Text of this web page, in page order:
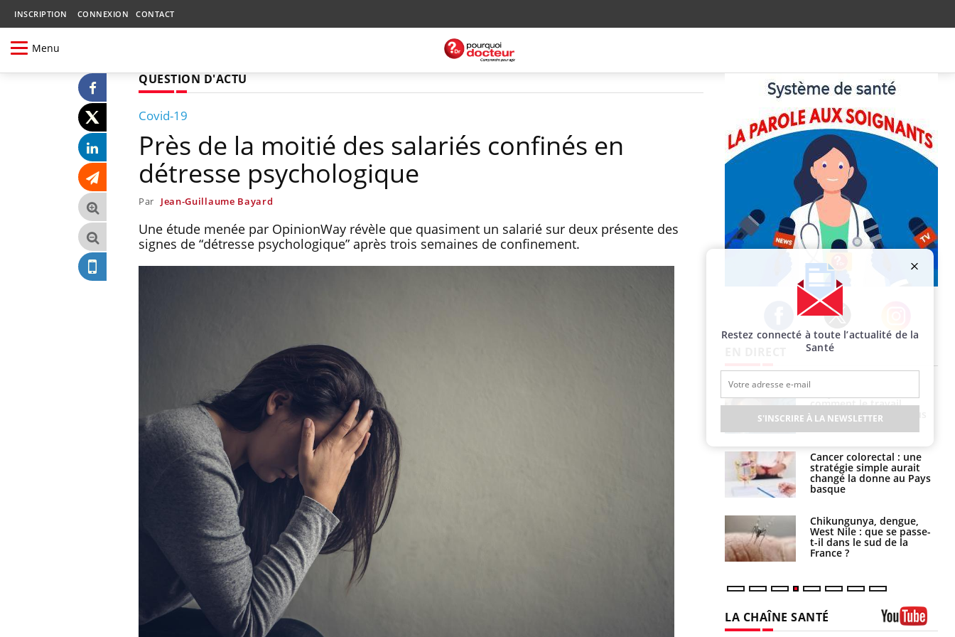
INSCRIPTION CONNEXION CONTACT
Menu
QUESTION D'ACTU
Covid-19
Près de la moitié des salariés confinés en
détresse psychologique
Par Jean-Guillaume Bayard
Une étude menée par OpinionWay révèle que quasiment un salarié sur deux présente des
signes de “détresse psychologique” après trois semaines de confinement.
Facebook Twitter Instagram
Les troubles du sommeil
modifient votre cerveau !
Mon enfant est-il trop
sensible ou simplement
très empathique ?
Bébés, jeunes enfants :
quelle trousse à
pharmacie pour les
vacances ?
quels sont les meilleurs
exercices physiques ?
Comment éviter une otite
pendant les vacances ?
Hantavirus : un cas
comment le travail
empiète de plus en plus
sur nos soirées
Cancer colorectal : une
stratégie simple aurait
changé la donne au Pays
basque
Chikungunya, dengue,
West Nile : que se passe-
t-il dans le sud de la
France ?
LA CHAÎNE SANTÉ
Restez connecté à toute l’actualité de la
Santé
S'INSCRIRE À LA NEWSLETTER